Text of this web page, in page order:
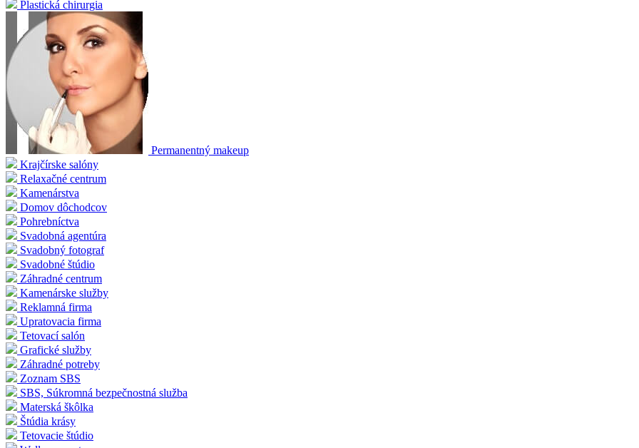
Plastická chirurgia
Permanentný makeup
Krajčírske salóny
Relaxačné centrum
Kamenárstva
Domov dôchodcov
Pohrebníctva
Svadobná agentúra
Svadobný fotograf
Svadobné štúdio
Záhradné centrum
Kamenárske služby
Reklamná firma
Upratovacia firma
Tetovací salón
Grafické služby
Záhradné potreby
Zoznam SBS
SBS, Súkromná bezpečnostná služba
Materská škôlka
Štúdia krásy
Tetovacie štúdio